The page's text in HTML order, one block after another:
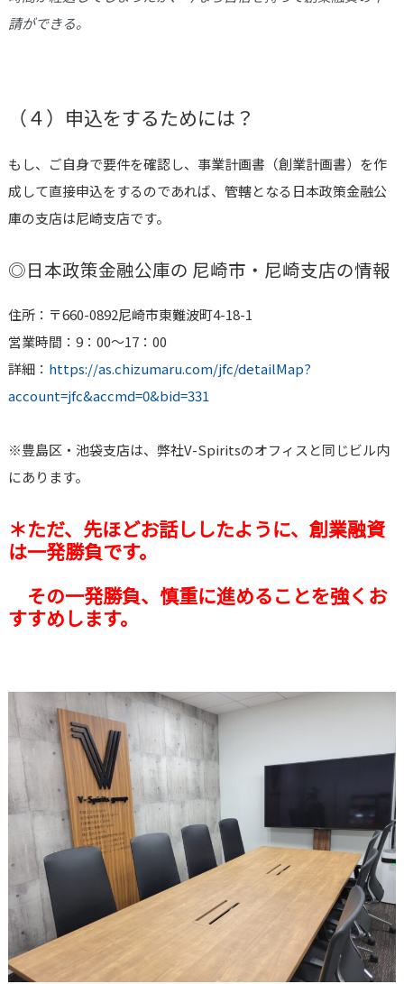
請ができる。
（４）申込をするためには？
もし、ご自身で要件を確認し、事業計画書（創業計画書）を作
成して直接申込をするのであれば、管轄となる日本政策金融公
庫の支店は尼崎支店です。
◎日本政策金融公庫の 尼崎市・尼崎支店の情報
住所：〒660-0892尼崎市東難波町4-18-1
営業時間：9：00〜17：00
詳細： https://as.chizumaru.com/jfc/detailMap?
account=jfc&accmd=0&bid=331
※豊島区・池袋支店は、弊社V-Spiritsのオフィスと同じビル内
にあります。
＊ただ、先ほどお話ししたように、創業融資
は一発勝負です。
その一発勝負、慎重に進めることを強くお
すすめします。